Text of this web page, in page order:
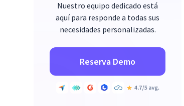
Nuestro equipo dedicado está
aquí para responde a todas sus
necesidades personalizadas.
Reserva Demo